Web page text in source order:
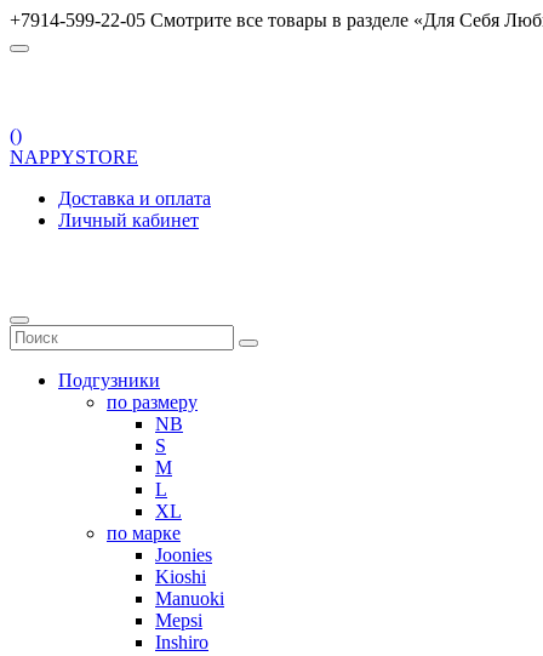
+7914-599-22-05 Смотрите все товары в разделе «Для Себя
()
NAPPYSTORE
Доставка и оплата
Личный кабинет
Подгузники
по размеру
NB
S
M
L
XL
по марке
Joonies
Kioshi
Manuoki
Mepsi
Inshiro